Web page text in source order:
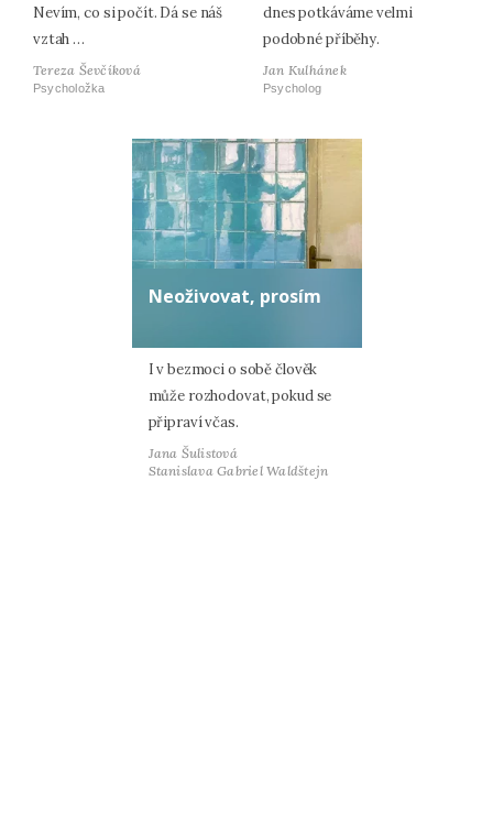
Nevím, co si počít. Dá se náš
vztah …
Tereza Ševčíková
Psycholožka
dnes potkáváme velmi
podobné příběhy.
Jan Kulhánek
Psycholog
Neoživovat, prosím
I v bezmoci o sobě člověk
může rozhodovat, pokud se
připraví včas.
Jana Šulistová
Stanislava Gabriel Waldštejn